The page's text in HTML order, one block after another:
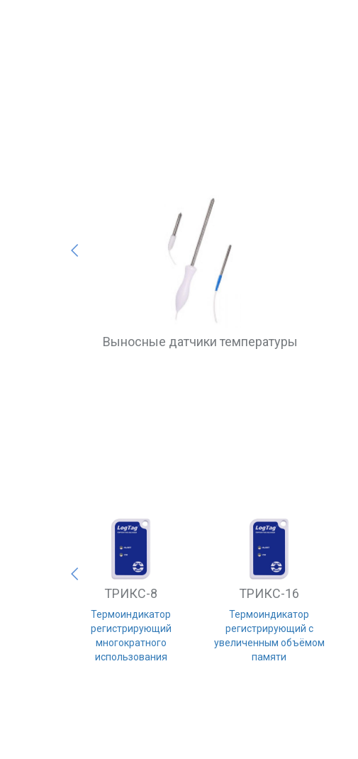
Выносные датчики температуры
ТРИКС-8
Термоиндикатор
регистрирующий
многократного
использования
ТРИКС-16
Термоиндикатор
регистрирующий с
увеличенным объёмом
памяти
Previous